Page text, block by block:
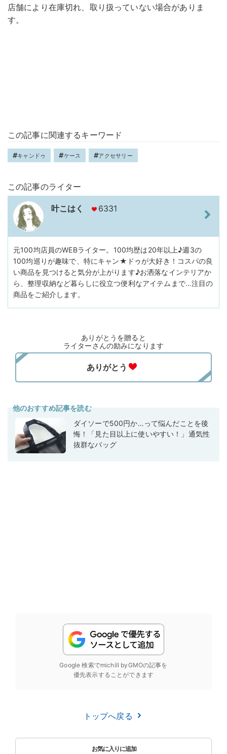
店舗により在庫切れ、取り扱っていない場合がありま
す。
この記事に関連するキーワード
キャンドゥ ケース アクセサリー
この記事のライター
叶こはく 6331
元100均店員のWEBライター。100均歴は20年以上♪週3の
100均巡りが趣味で、特にキャン★ドゥが大好き！コスパの良
い商品を見つけると気分が上がります♪お洒落なインテリアか
ら、整理収納など暮らしに役立つ便利なアイテムまで…注目の
商品をご紹介します。
ありがとうを贈ると
ライターさんの励みになります
他のおすすめ記事を読む
ダイソーで500円か…って悩んだことを後
悔！「見た目以上に使いやすい！」通気性
抜群なバッグ
Google 検索でmichill byGMOの記事を
優先表示することができます
トップへ戻る